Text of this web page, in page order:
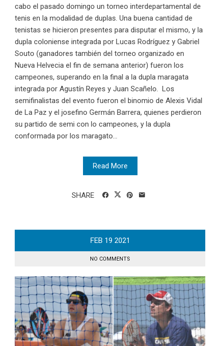
cabo el pasado domingo un torneo interdepartamental de
tenis en la modalidad de duplas. Una buena cantidad de
tenistas se hicieron presentes para disputar el mismo, y la
dupla coloniense integrada por Lucas Rodríguez y Gabriel
Souto (ganadores también del torneo organizado en
Nueva Helvecia el fin de semana anterior) fueron los
campeones, superando en la final a la dupla maragata
integrada por Agustín Reyes y Juan Scañelo. Los
semifinalistas del evento fueron el binomio de Alexis Vidal
de La Paz y el josefino Germán Barrera, quienes perdieron
su partido de semi con lo campeones, y la dupla
conformada por los maragato...
Read More
SHARE
FEB 19 2021
NO COMMENTS